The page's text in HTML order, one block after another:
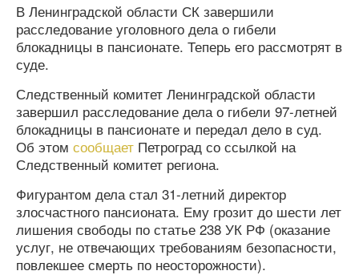
В Ленинградской области СК завершили
расследование уголовного дела о гибели
блокадницы в пансионате. Теперь его рассмотрят в
суде.
Следственный комитет Ленинградской области
завершил расследование дела о гибели 97-летней
блокадницы в пансионате и передал дело в суд.
Об этом сообщает Петроград со ссылкой на
Следственный комитет региона.
Фигурантом дела стал 31-летний директор
злосчастного пансионата. Ему грозит до шести лет
лишения свободы по статье 238 УК РФ (оказание
услуг, не отвечающих требованиям безопасности,
повлекшее смерть по неосторожности).